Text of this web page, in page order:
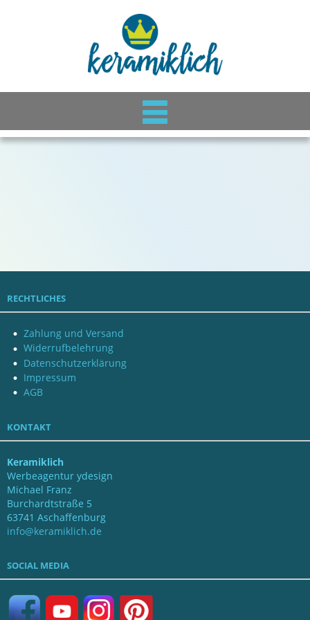
RECHTLICHES
Zahlung und Versand
Widerrufbelehrung
Datenschutzerklärung
Impressum
AGB
KONTAKT
Keramiklich
Werbeagentur ydesign
Michael Franz
Burchardtstraße 5
63741 Aschaffenburg
info@keramiklich.de
SOCIAL MEDIA